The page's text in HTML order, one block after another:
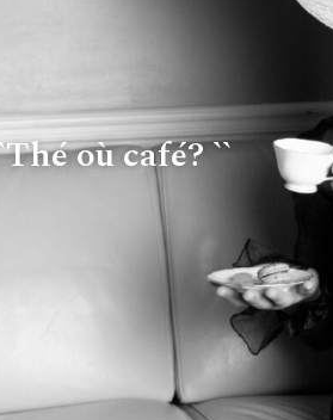
où café? ``